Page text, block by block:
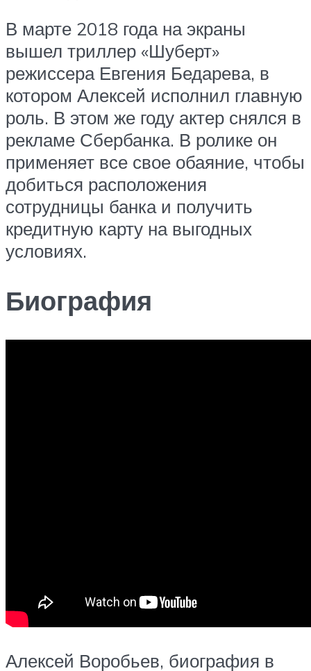
В марте 2018 года на экраны
вышел триллер «Шуберт»
режиссера Евгения Бедарева, в
котором Алексей исполнил главную
роль. В этом же году актер снялся в
рекламе Сбербанка. В ролике он
применяет все свое обаяние, чтобы
добиться расположения
сотрудницы банка и получить
кредитную карту на выгодных
условиях.
Биография
Алексей Воробьев, биография в